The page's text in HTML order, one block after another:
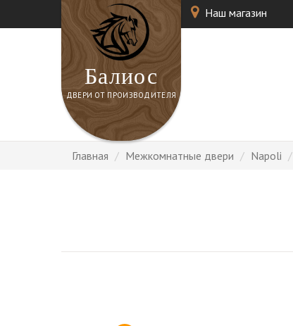
Балиос
ДВЕРИ ОТ ПРОИЗВОДИТЕЛЯ
Наш магазин
Главная Межкомнатные двери Napoli